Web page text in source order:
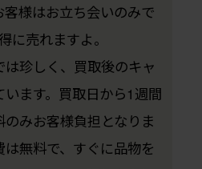
様はお立ち会いのみで
に売れますよ。
珍しく、買取後のキャ
ます。買取日から1週間
みお客様負担となりま
無料で、すぐに品物を